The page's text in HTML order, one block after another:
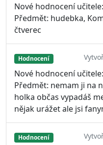
Nové hodnocení
Předmět: hudebka,
čtverec
Hodnocení
Nové hodnocení
Předmět: nemam ji na
holka občas vypadáš
nějak urážet ale jsi
Hodnocení